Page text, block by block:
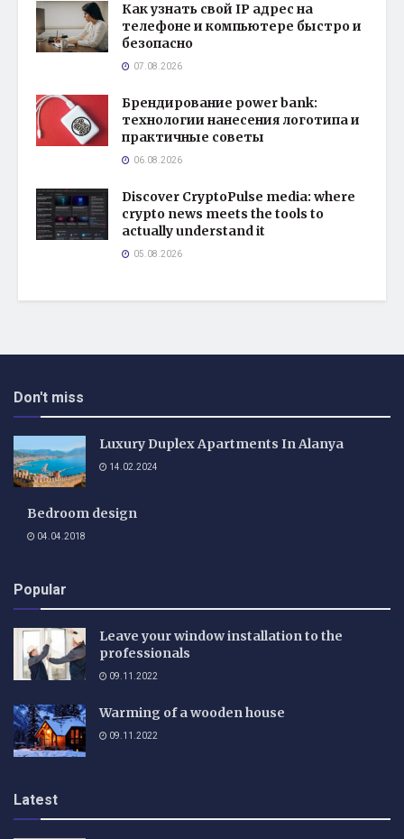
Как узнать свой IP адрес на
телефоне и компьютере быстро и
безопасно
07.08.2026
Брендирование power bank:
технологии нанесения логотипа и
практичные советы
06.08.2026
Discover CryptoPulse media: where
crypto news meets the tools to
actually understand it
05.08.2026
Don't miss
Luxury Duplex Apartments In Alanya
14.02.2024
Bedroom design
04.04.2018
Popular
Leave your window installation to the
professionals
09.11.2022
Warming of a wooden house
09.11.2022
Latest